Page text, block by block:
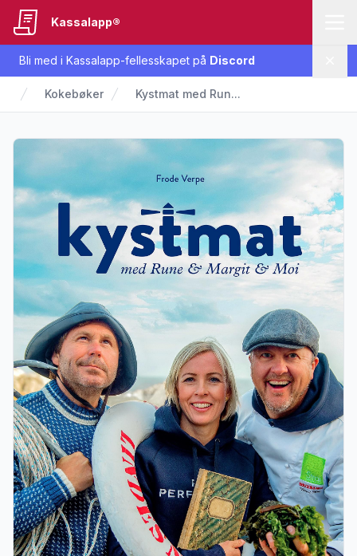
Bli med i Kassalapp-fellesskapet på Discord
Kassalapp®
Kokebøker Kystmat med Run...